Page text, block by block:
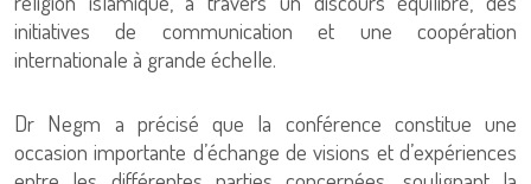
initiatives de communication et une coopération
internationale à grande échelle.
Dr Negm a précisé que la conférence constitue une
occasion importante d’échange de visions et d’expériences